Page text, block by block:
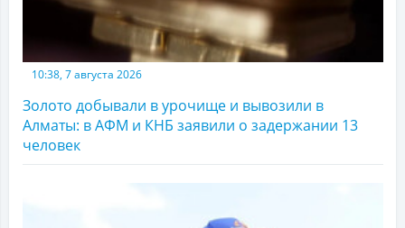
10:38, 7 августа 2026
Золото добывали в урочище и вывозили в
Алматы: в АФМ и КНБ заявили о задержании 13
человек